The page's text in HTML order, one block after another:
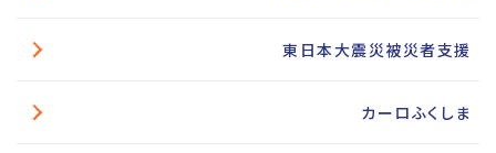
東日本大震災被災者支援
カーロふくしま